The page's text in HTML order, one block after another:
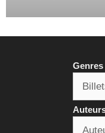
Genres